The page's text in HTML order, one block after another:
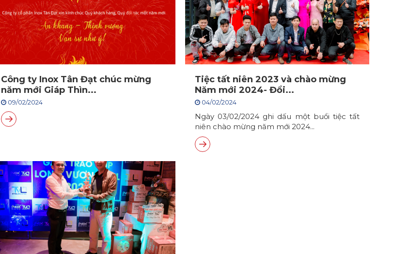
Công ty Inox Tân Đạt chúc mừng
năm mới Giáp Thìn...
09/02/2024
Tiệc tất niên 2023 và chào mừng
Năm mới 2024- Đổi...
04/02/2024
Ngày 03/02/2024 ghi dấu một buổi tiệc tất
niên chào mừng năm mới 2024...